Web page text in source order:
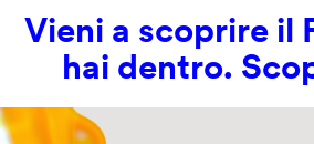
Vieni a scoprire il
hai dentro.